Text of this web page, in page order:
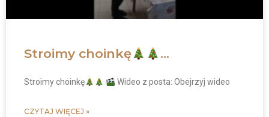
Stroimy choinkę …
Stroimy choinkę Wideo z posta: Obejrzyj wideo
CZYTAJ WIĘCEJ »